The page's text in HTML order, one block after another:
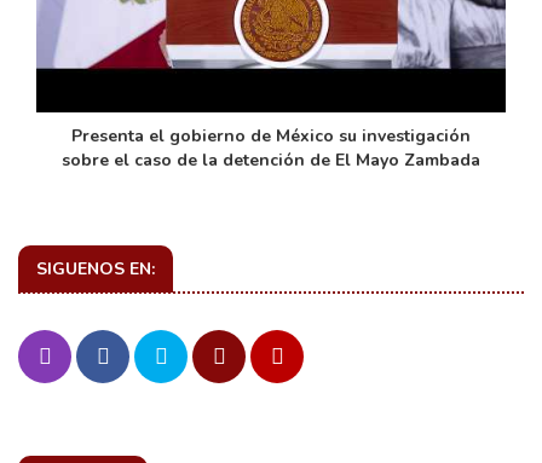
Presenta el gobierno de México su investigación
sobre el caso de la detención de El Mayo Zambada
SIGUENOS EN: